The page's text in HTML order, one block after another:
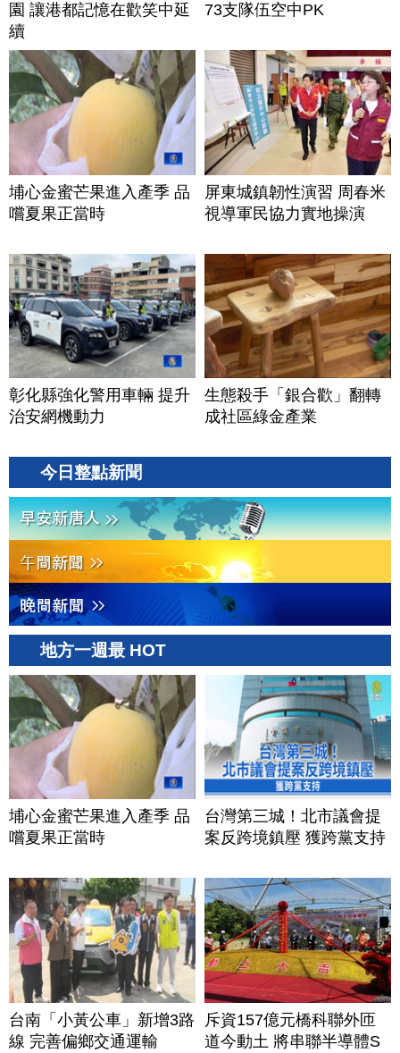
園 讓港都記憶在歡笑中延
續
73支隊伍空中PK
埔心金蜜芒果進入產季 品
嚐夏果正當時
屏東城鎮韌性演習 周春米
視導軍民協力實地操演
彰化縣強化警用車輛 提升
治安網機動力
生態殺手「銀合歡」翻轉
成社區綠金產業
今日整點新聞
地方一週最 HOT
埔心金蜜芒果進入產季 品
嚐夏果正當時
台灣第三城！北市議會提
案反跨境鎮壓 獲跨黨支持
台南「小黃公車」新增3路
線 完善偏鄉交通運輸
斥資157億元橋科聯外匝
道今動土 將串聯半導體S